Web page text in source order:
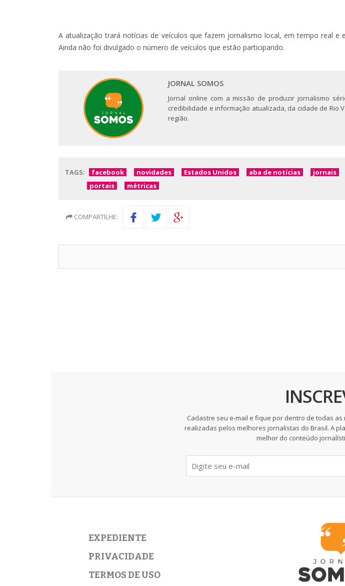
A atualização trará notícias de veículos que fazem jornalismo local, em tempo real e
Ainda não foi divulgado o número de veículos que estão participando.
JORNAL SOMOS
Jornal online com a missão de produzir jornalismo
credibilidade e informação atualizada, da cidade de Rio
região.
TAGS: facebook novidades Estados Unidos aba de notícias
jornais
portais
métricas
COMPARTILHE:
Cadastre seu e-mail e fique por dentro de todas
realizadas pelos melhores jornalistas do Brasil. A
melhor do conteúdo
EXPEDIENTE
PRIVACIDADE
TERMOS DE USO